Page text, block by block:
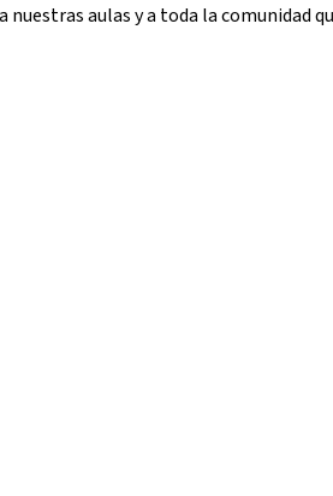
aulas y a toda la comunidad